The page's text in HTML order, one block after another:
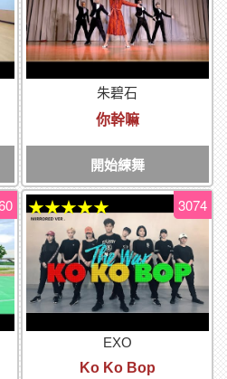
朱碧石
你幹嘛
開始練舞
EXO
Ko Ko Bop
3074
★★★★★